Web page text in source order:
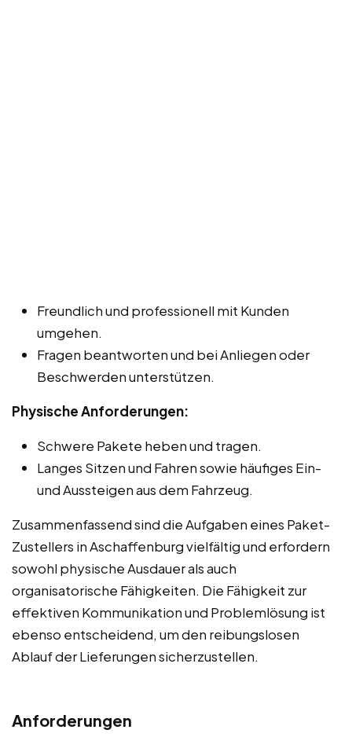
Freundlich und professionell mit Kunden
umgehen.
Fragen beantworten und bei Anliegen oder
Beschwerden unterstützen.
Physische Anforderungen:
Schwere Pakete heben und tragen.
Langes Sitzen und Fahren sowie häufiges Ein-
und Aussteigen aus dem Fahrzeug.
Zusammenfassend sind die Aufgaben eines Paket-
Zustellers in Aschaffenburg vielfältig und erfordern
sowohl physische Ausdauer als auch
organisatorische Fähigkeiten. Die Fähigkeit zur
effektiven Kommunikation und Problemlösung ist
ebenso entscheidend, um den reibungslosen
Ablauf der Lieferungen sicherzustellen.
Anforderungen